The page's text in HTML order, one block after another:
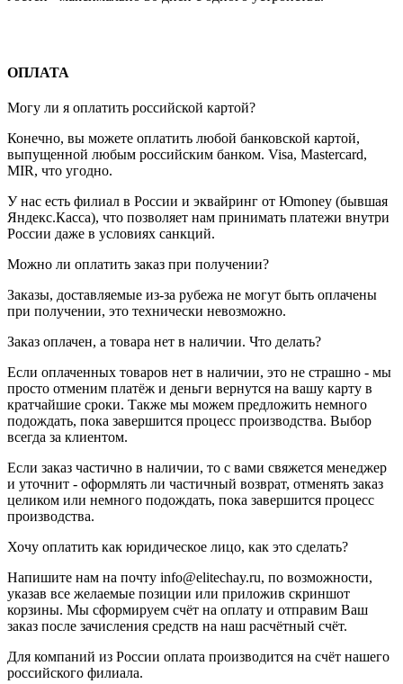
ОПЛАТА
Могу ли я оплатить российской картой?
Конечно, вы можете оплатить любой банковской картой,
выпущенной любым российским банком. Visa, Mastercard,
MIR, что угодно.
У нас есть филиал в России и эквайринг от Юmoney (бывшая
Яндекс.Касса), что позволяет нам принимать платежи внутри
России даже в условиях санкций.
Можно ли оплатить заказ при получении?
Заказы, доставляемые из-за рубежа не могут быть оплачены
при получении, это технически невозможно.
Заказ оплачен, а товара нет в наличии. Что делать?
Если оплаченных товаров нет в наличии, это не страшно - мы
просто отменим платёж и деньги вернутся на вашу карту в
кратчайшие сроки. Также мы можем предложить немного
подождать, пока завершится процесс производства. Выбор
всегда за клиентом.
Если заказ частично в наличии, то с вами свяжется менеджер
и уточнит - оформлять ли частичный возврат, отменять заказ
целиком или немного подождать, пока завершится процесс
производства.
Хочу оплатить как юридическое лицо, как это сделать?
Напишите нам на почту info@elitechay.ru, по возможности,
указав все желаемые позиции или приложив скриншот
корзины. Мы сформируем счёт на оплату и отправим Ваш
заказ после зачисления средств на наш расчётный счёт.
Для компаний из России оплата производится на счёт нашего
российского филиала.